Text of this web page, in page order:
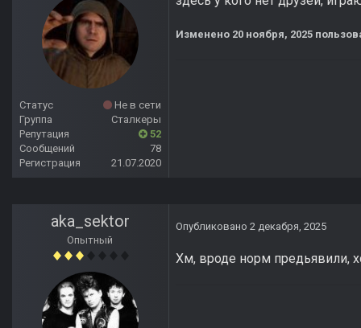
Статус
Не в сети
Группа
Сталкеры
Репутация
52
Сообщений
78
Регистрация
21.07.2020
Изменено 20 ноября, 2025
aka_sektor
Опытный
Опубликовано 2 декабря, 2025
Хм, вроде норм предьявили,